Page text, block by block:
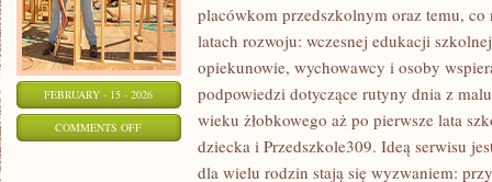
FEBRUARY - 15 - 2026
COMMENTS OFFON
ADAPTACJA
placówkom przedszkolnym oraz temu,
latach rozwoju: wczesnej edukacji
opiekunowie, wychowawcy i osoby
podpowiedzi dotyczące rutyny dnia z
wieku żłobkowego aż po pierwsze lata
dziecka i Przedszkole309. Ideą serwisu
dla wielu rodzin stają się wyzwaniem: